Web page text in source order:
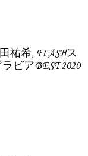
祐希, FLASHス
ビアBEST 2020